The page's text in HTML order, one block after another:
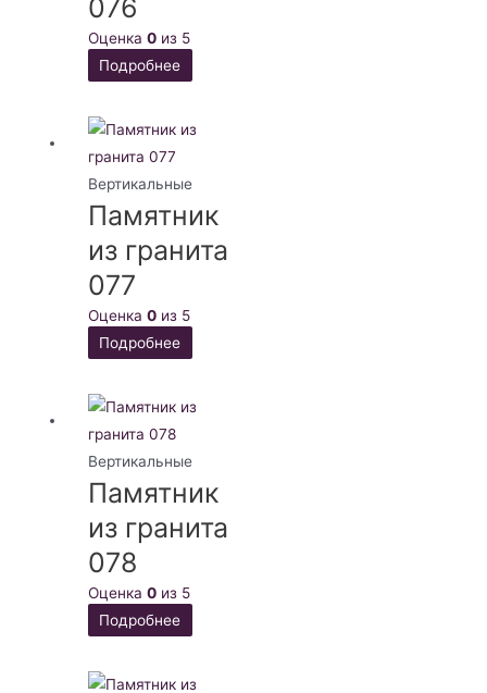
076
Оценка0 из 5
Подробнее
Вертикальные
Памятник
из гранита
077
Оценка0 из 5
Подробнее
Вертикальные
Памятник
из гранита
078
Оценка0 из 5
Подробнее